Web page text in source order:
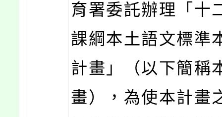
育署委託辦理「十
課綱本土語文標準
計畫」（以下簡稱
畫），為使本計畫